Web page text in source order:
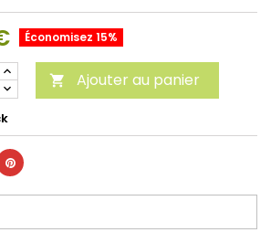
Économisez 15%
 Ajouter au panier